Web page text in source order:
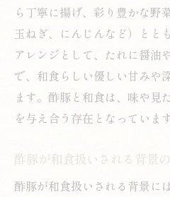
ら丁寧に揚げ、彩り豊かな野
玉ねぎ、にんじんなど）とと
アレンジとして、たれに醤油
で、和食らしい優しい甘みや
ます。酢豚と和食は、味や見
を与え合う存在となっています
酢豚が和食扱いされる背景
酢豚が和食扱いされる背景に